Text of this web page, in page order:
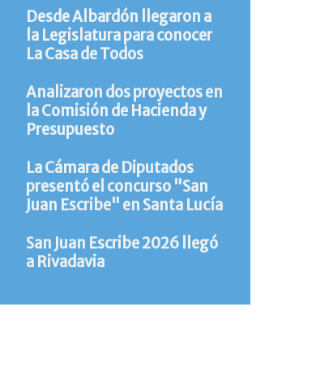
Desde Albardón llegaron a
la Legislatura para conocer
La Casa de Todos
Analizaron dos proyectos en
la Comisión de Hacienda y
Presupuesto
La Cámara de Diputados
presentó el concurso "San
Juan Escribe" en Santa Lucía
San Juan Escribe 2026 llegó
a Rivadavia